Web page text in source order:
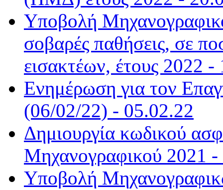
Υποβολή
σοβαρές παθήσεις, σε
εισακτέων, έτους 2022
Ενημέρωση για τον
(06/02/22) - 05.02.22
Δημιουργία κωδικού
Μηχανογραφικού 2021
Υποβολή